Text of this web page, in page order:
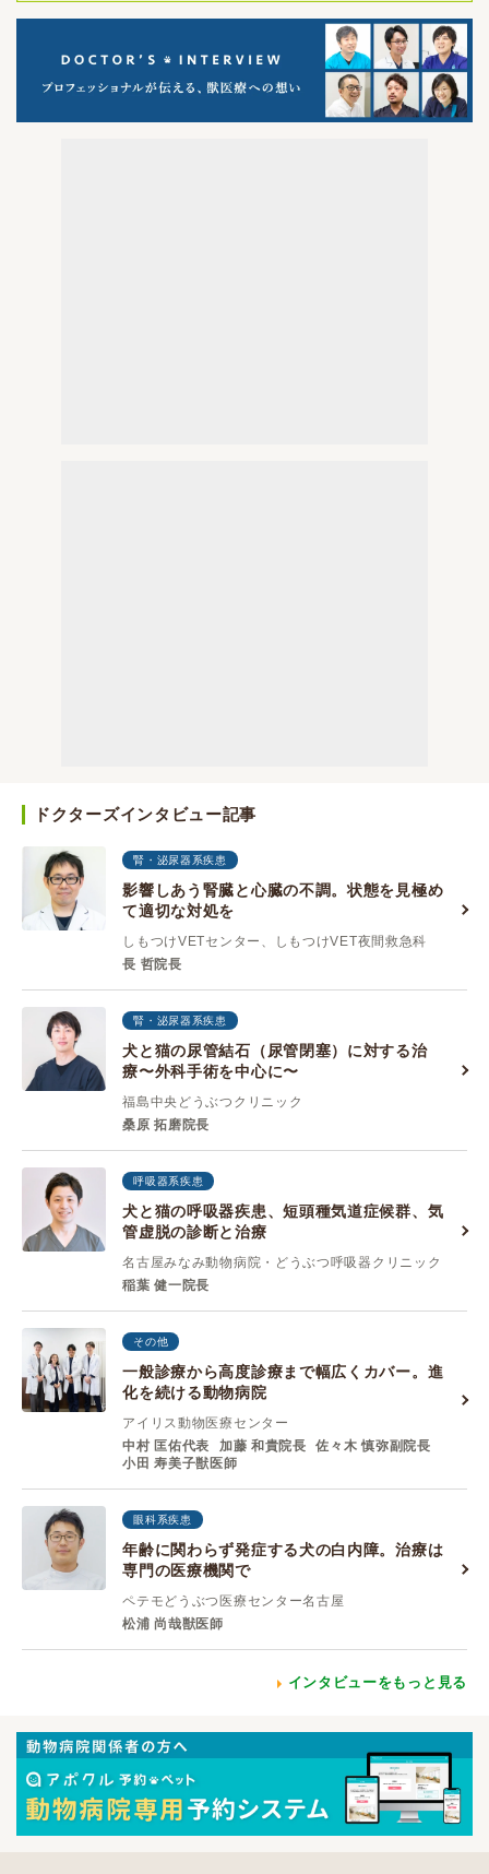
ドクターズインタビュー記事
腎・泌尿器系疾患
影響しあう腎臓と心臓の不調。状態を見極め
て適切な対処を
しもつけVETセンター、しもつけVET夜間救急科
長 哲院長
腎・泌尿器系疾患
犬と猫の尿管結石（尿管閉塞）に対する治
療〜外科手術を中心に〜
福島中央どうぶつクリニック
桑原 拓磨院長
呼吸器系疾患
犬と猫の呼吸器疾患、短頭種気道症候群、気
管虚脱の診断と治療
名古屋みなみ動物病院・どうぶつ呼吸器クリニック
稲葉 健一院長
その他
一般診療から高度診療まで幅広くカバー。進
化を続ける動物病院
アイリス動物医療センター
中村 匡佑代表
加藤 和貴院⻑
佐々⽊ 慎弥副院⻑
⼩⽥ 寿美⼦獣医師
眼科系疾患
年齢に関わらず発症する犬の白内障。治療は
専門の医療機関で
ペテモどうぶつ医療センター名古屋
松浦 尚哉獣医師
インタビューをもっと見る